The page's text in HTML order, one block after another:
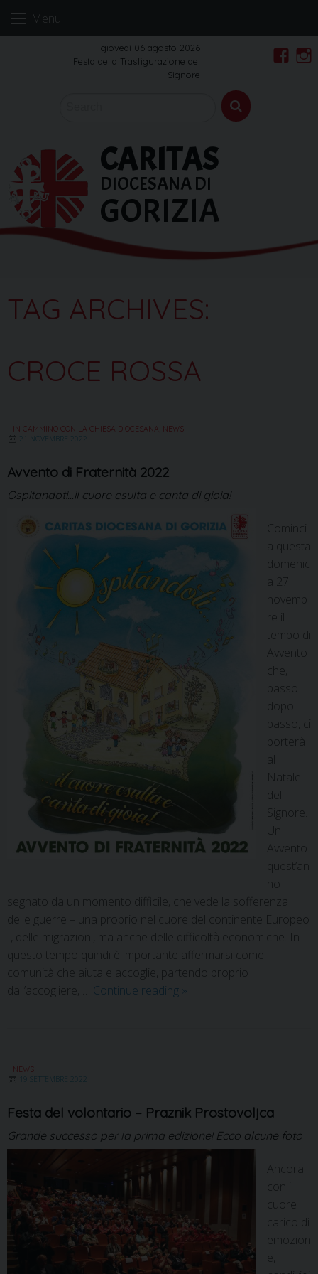
Menu
giovedì 06 agosto 2026
Festa della Trasfigurazione del
Signore
CARITAS
DIOCESANA DI
GORIZIA
TAG ARCHIVES:
CROCE ROSSA
IN CAMMINO CON LA CHIESA DIOCESANA NEWS
21 NOVEMBRE 2022
Avvento di Fraternità 2022
Ospitandoti...il cuore esulta e canta di gioia!
Cominci
a questa
domenic
a 27
novemb
re il
tempo di
Avvento
che,
passo
dopo
passo, ci
porterà
al
Natale
del
Signore.
Un
Avvento
quest’an
no
segnato da un momento difficile, che vede la sofferenza
delle guerre – una proprio nel cuore del continente Europeo
-, delle migrazioni, ma anche delle difficoltà economiche. In
questo tempo quindi è importante affermarsi come
comunità che aiuta e accoglie, partendo proprio
dall’accogliere, … Continue reading »
NEWS
19 SETTEMBRE 2022
Festa del volontario – Praznik Prostovoljca
Grande successo per la prima edizione! Ecco alcune foto
Ancora
con il
cuore
carico di
emozion